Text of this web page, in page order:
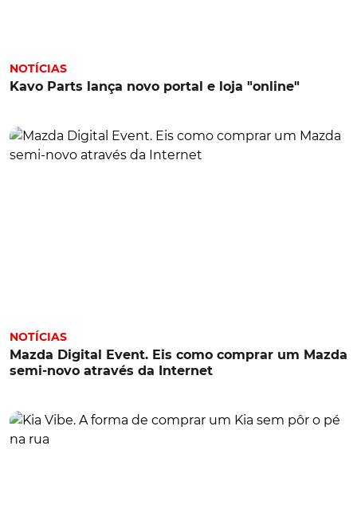
NOTÍCIAS
Kavo Parts lança novo portal e loja "online"
NOTÍCIAS
Mazda Digital Event. Eis como comprar um Mazda
semi-novo através da Internet